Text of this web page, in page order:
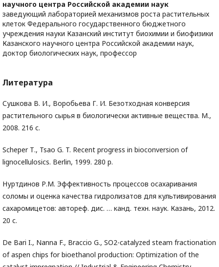
научного центра Российской академии наук
заведующий лабораторией механизмов роста растительных
клеток Федерального государственного бюджетного
учреждения науки Казанский институт биохимии и биофизики
Казанского научного центра Российской академии наук,
доктор биологических наук, профессор
Литература
Сушкова В. И., Воробьева Г. И. Безотходная конверсия
растительного сырья в биологически активные вещества. М.,
2008. 216 с.
Scheper Т., Tsao G. T. Recent progress in bioconversion of
lignocellulosics. Berlin, 1999. 280 p.
Нуртдинов Р.М. Эффективность процессов осахаривания
соломы и оценка качества гидролизатов для культивирования
сахаромицетов: автореф. дис. … канд. техн. наук. Казань, 2012.
20 с.
De Bari I., Nanna F., Braccio G., SO2-catalyzed steam fractionation
of aspen chips for bioethanol production: Optimization of the